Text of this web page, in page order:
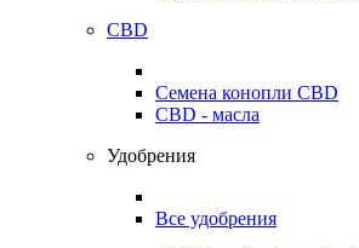
CBD
Семена конопли CBD
CBD - масла
Удобрения
Все удобрения